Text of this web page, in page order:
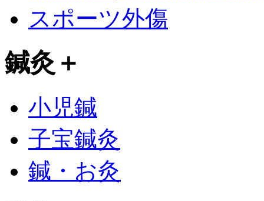
スポーツ外傷
鍼灸 ＋
小児鍼
子宝鍼灸
鍼・お灸